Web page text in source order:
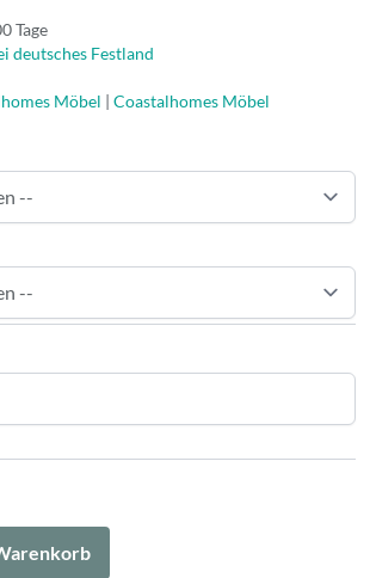
Tage
deutsches Festland
Möbel | Coastalhomes Möbel